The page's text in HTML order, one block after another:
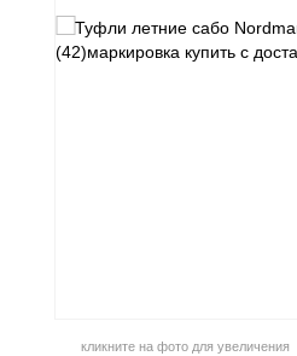
кликните на фото для увеличения